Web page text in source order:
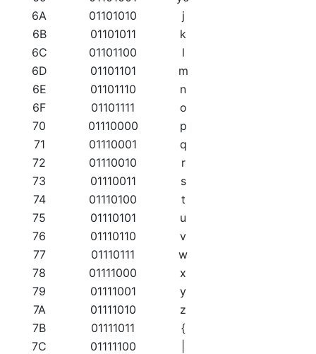
6A
01101010
j
6B
01101011
k
6C
01101100
l
6D
01101101
m
6E
01101110
n
6F
01101111
o
70
01110000
p
71
01110001
q
72
01110010
r
73
01110011
s
74
01110100
t
75
01110101
u
76
01110110
v
77
01110111
w
78
01111000
x
79
01111001
y
7A
01111010
z
7B
01111011
{
7C
01111100